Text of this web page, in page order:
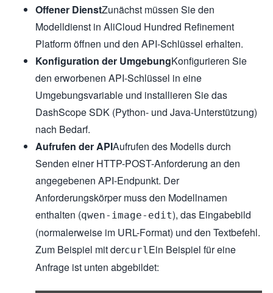
Offener DienstZunächst müssen Sie den
Modelldienst in AliCloud Hundred Refinement
Platform öffnen und den API-Schlüssel erhalten.
Konfiguration der UmgebungKonfigurieren Sie
den erworbenen API-Schlüssel in eine
Umgebungsvariable und installieren Sie das
DashScope SDK (Python- und Java-Unterstützung)
nach Bedarf.
Aufrufen der APIAufrufen des Modells durch
Senden einer HTTP-POST-Anforderung an den
angegebenen API-Endpunkt. Der
Anforderungskörper muss den Modellnamen
enthalten (qwen-image-edit), das Eingabebild
(normalerweise im URL-Format) und den Textbefehl.
Zum Beispiel mit dercurl Ein Beispiel für eine
Anfrage ist unten abgebildet: